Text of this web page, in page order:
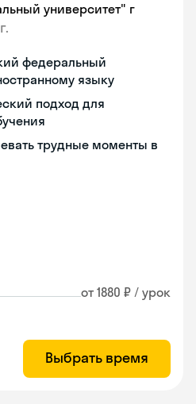
университет" г
федеральный
языку
подход для
трудные моменты в
от 1880 ₽ / урок
Выбрать время